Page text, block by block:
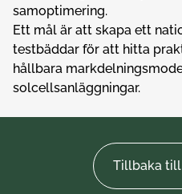
samoptimering.
Ett mål är att skapa ett
testbäddar för att hitta
hållbara
solcellsanläggningar.
Tillbaka